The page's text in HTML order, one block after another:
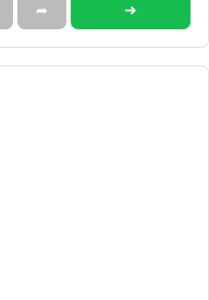
➦ ➜